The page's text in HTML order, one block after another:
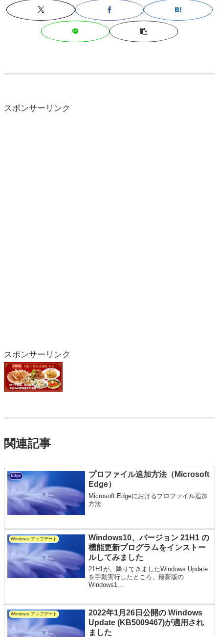
スポンサーリンク
スポンサーリンク
関連記事
Edge
プロファイル追加方法（Microsoft
Edge）
Microsoft Edgeにおけるプロファイル追加
方法
Windows アップデート
Windows10、バージョン 21H1 の
機能更新プログラムをインストー
ルしてみました
21H1が、降りてきましたWindows Update
を手動実行したところ、最新版の
Windows1...
Windows アップデート
2022年1月26日公開の Windows
Update (KB5009467)が適用され
ました